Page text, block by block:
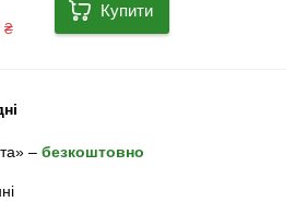
₴
Купити
– безкоштовно